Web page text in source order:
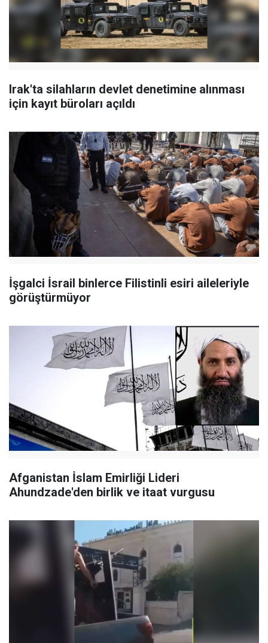
Irak'ta silahların devlet denetimine alınması
için kayıt büroları açıldı
İşgalci İsrail binlerce Filistinli esiri aileleriyle
görüştürmüyor
Afganistan İslam Emirliği Lideri
Ahundzade'den birlik ve itaat vurgusu